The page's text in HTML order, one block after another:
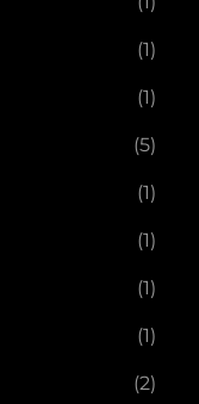
(1)
(1)
(5)
(1)
(1)
(1)
(1)
(2)